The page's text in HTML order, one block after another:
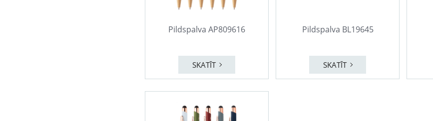
Pildspalva AP809616
SKATĪT
Pildspalva BL19645
SKATĪT